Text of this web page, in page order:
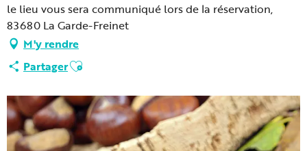
le lieu vous sera communiqué lors de la réservation,
83680 La Garde-Freinet
M'y rendre
PartagerAjouter aux favoris